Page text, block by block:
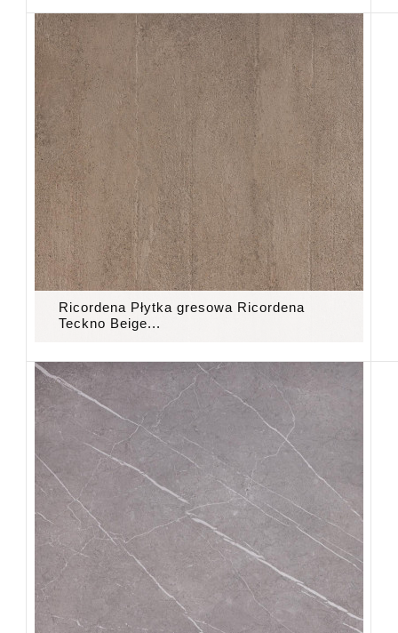
Ricordena Płytka gresowa Ricordena
Teckno Beige...